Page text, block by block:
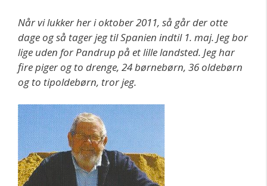
Når vi lukker her i oktober 2011, så går der otte
dage og så tager jeg til Spanien indtil 1. maj. Jeg bor
lige uden for Pandrup på et lille landsted. Jeg har
fire piger og to drenge, 24 børnebørn, 36 oldebørn
og to tipoldebørn, tror jeg.